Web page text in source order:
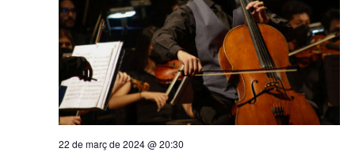
i
m
e
n
t
n
i
m
n
t
22 de març de 2024 @ 20:30